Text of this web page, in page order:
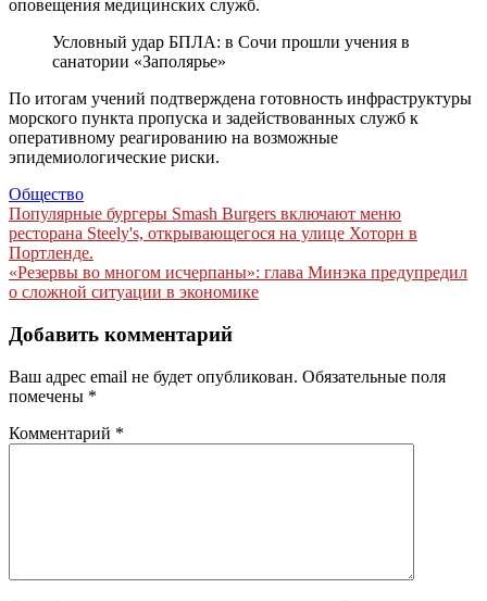
оповещения медицинских служб.
Условный удар БПЛА: в Сочи прошли учения в
санатории «Заполярье»
По итогам учений подтверждена готовность инфраструктуры
морского пункта пропуска и задействованных служб к
оперативному реагированию на возможные
эпидемиологические риски.
Общество
Навигация
по
записям
Популярные бургеры Smash Burgers включают меню
ресторана Steely's, открывающегося на улице Хоторн в
Портленде.
«Резервы во многом исчерпаны»: глава Минэка предупредил
о сложной ситуации в экономике
Добавить комментарий
Ваш адрес email не будет опубликован. Обязательные поля
помечены *
Комментарий *